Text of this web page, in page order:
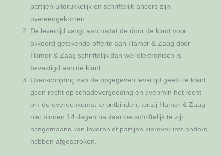
partijen uitdrukkelijk en schriftelijk anders zijn
overeengekomen.
De levertijd vangt aan nadat de door de klant voor
akkoord getekende offerte aan Hamer & Zaag door
Hamer & Zaag schriftelijk dan wel elektronisch is
bevestigd aan de klant.
Overschrijding van de opgegeven levertijd geeft de klant
geen recht op schadevergoeding en evenmin het recht
om de overeenkomst te ontbinden, tenzij Hamer & Zaag
niet binnen 14 dagen na daartoe schriftelijk te zijn
aangemaand kan leveren of partijen hierover iets anders
hebben afgesproken.